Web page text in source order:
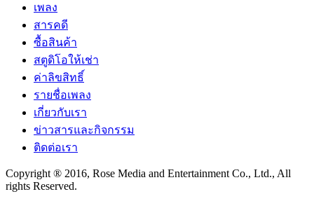
เพลง
สารคดี
ซื้อสินค้า
สตูดิโอให้เช่า
ค่าลิขสิทธิ์
รายชื่อเพลง
เกี่ยวกับเรา
ข่าวสารและกิจกรรม
ติดต่อเรา
Copyright ® 2016, Rose Media and Entertainment Co., Ltd., All
rights Reserved.